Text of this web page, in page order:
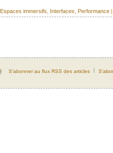
Espaces immersifs Interfaces Performance
S'abonner au flux RSS des articles